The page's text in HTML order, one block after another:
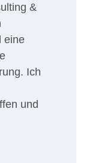
&
eine
Ich
und